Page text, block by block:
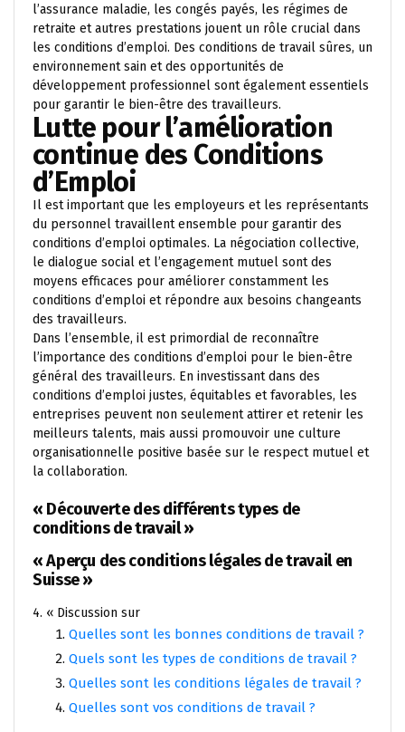
l’assurance maladie, les congés payés, les régimes de
retraite et autres prestations jouent un rôle crucial dans
les conditions d’emploi. Des conditions de travail sûres, un
environnement sain et des opportunités de
développement professionnel sont également essentiels
pour garantir le bien-être des travailleurs.
Lutte pour l’amélioration
continue des Conditions
d’Emploi
Il est important que les employeurs et les représentants
du personnel travaillent ensemble pour garantir des
conditions d’emploi optimales. La négociation collective,
le dialogue social et l’engagement mutuel sont des
moyens efficaces pour améliorer constamment les
conditions d’emploi et répondre aux besoins changeants
des travailleurs.
Dans l’ensemble, il est primordial de reconnaître
l’importance des conditions d’emploi pour le bien-être
général des travailleurs. En investissant dans des
conditions d’emploi justes, équitables et favorables, les
entreprises peuvent non seulement attirer et retenir les
meilleurs talents, mais aussi promouvoir une culture
organisationnelle positive basée sur le respect mutuel et
la collaboration.
« Découverte des différents types de
conditions de travail »
« Aperçu des conditions légales de travail en
Suisse »
4. « Discussion sur
Quelles sont les bonnes conditions de travail ?
Quels sont les types de conditions de travail ?
Quelles sont les conditions légales de travail ?
Quelles sont vos conditions de travail ?